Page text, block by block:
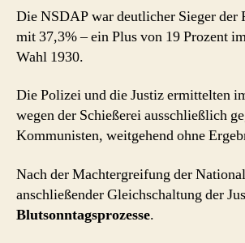
Die NSDAP war deutlicher Sieger der
mit 37,3% – ein Plus von 19 Prozent
Wahl 1930.
Die Polizei und die Justiz ermittelten
wegen der Schießerei ausschließlich
Kommunisten, weitgehend ohne
Nach der Machtergreifung der
anschließender Gleichschaltung der
Blutsonntagsprozesse.